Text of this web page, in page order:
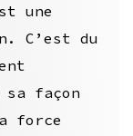
une
C’est du
sa façon
force